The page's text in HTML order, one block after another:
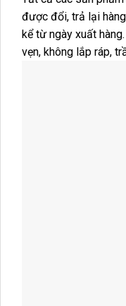
được đổi, trả lại
kể từ ngày xuất
vẹn, không lắp ráp,